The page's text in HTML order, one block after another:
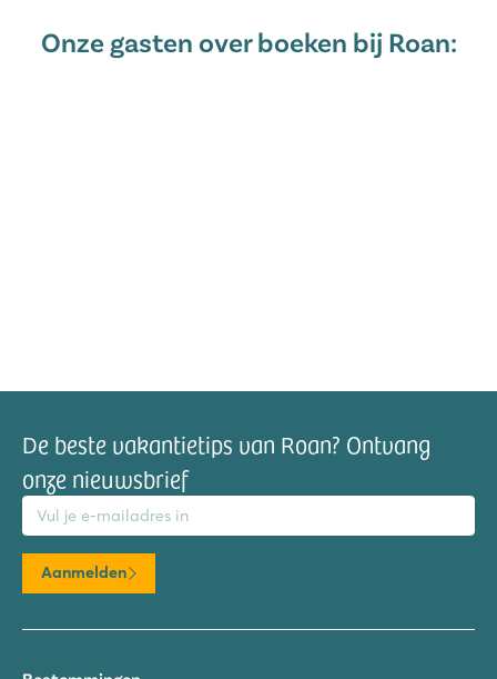
Onze gasten over boeken bij Roan:
De beste vakantietips van Roan? Ontvang
onze nieuwsbrief
Aanmelden